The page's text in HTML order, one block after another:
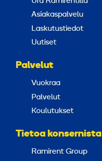
Asiakaspalvelu
Laskutustiedot
Uutiset
Palvelut
Vuokraa
Palvelut
Koulutukset
Tietoa konsernista
Ramirent Group